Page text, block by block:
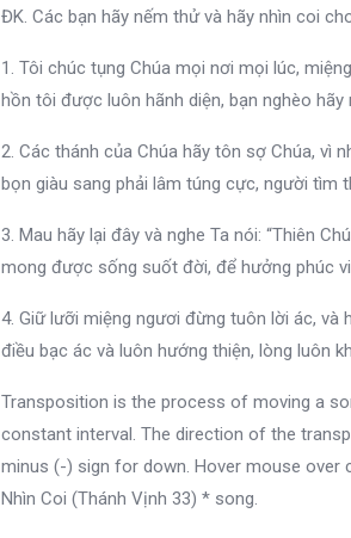
ĐK. Các bạn hãy nếm thử và hãy nhìn coi
1. Tôi chúc tụng Chúa mọi nơi mọi lúc,
hồn tôi được luôn hãnh diện, bạn nghèo hãy
2. Các thánh của Chúa hãy tôn sợ Chúa, vì
bọn giàu sang phải lâm túng cực, người tìm
3. Mau hãy lại đây và nghe Ta nói: “Thiên
mong được sống suốt đời, để hưởng phúc
4. Giữ lưỡi miệng ngươi đừng tuôn lời ác, và
điều bạc ác và luôn hướng thiện, lòng luôn
Transposition is the process of moving a
constant interval. The direction of the
minus (-) sign for down. Hover mouse
Nhìn Coi (Thánh Vịnh 33) * song.